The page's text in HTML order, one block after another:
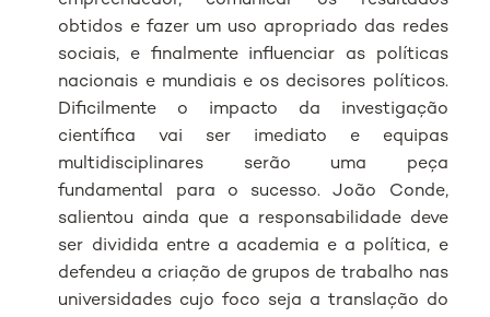
obtidos e fazer um uso apropriado das redes
sociais, e finalmente influenciar as políticas
nacionais e mundiais e os decisores políticos.
Dificilmente o impacto da investigação
científica vai ser imediato e equipas
multidisciplinares serão uma peça
fundamental para o sucesso. João Conde,
salientou ainda que a responsabilidade deve
ser dividida entre a academia e a política, e
defendeu a criação de grupos de trabalho nas
universidades cujo foco seja a translação do